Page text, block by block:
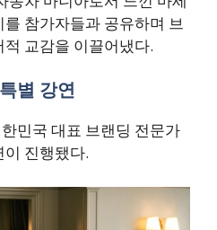
참가자들과 공유하며 브
교감을 이끌어냈다.
별 강연
민국 대표 브랜딩 전문가
진행됐다.